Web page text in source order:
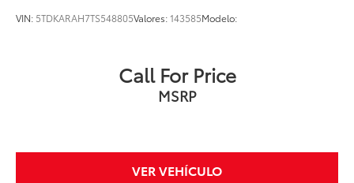
VIN: 5TDKARAH7TS548805Valores:143585Modelo:
Call For Price
MSRP
VER VEHÍCULO